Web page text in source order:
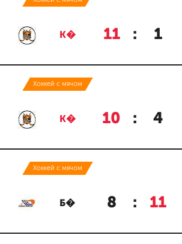
К� 11 : 1
Хоккей с мячом
К� 10 : 4
Хоккей с мячом
Б� 8 : 11